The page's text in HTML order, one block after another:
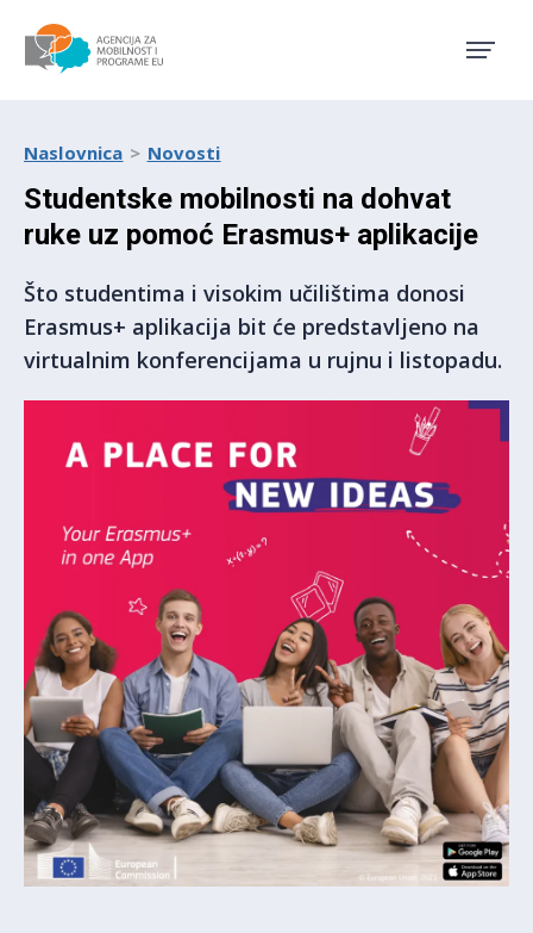
Naslovnica Novosti
Studentske mobilnosti na dohvat
ruke uz pomoć Erasmus+ aplikacije
Što studentima i visokim učilištima donosi
Erasmus+ aplikacija bit će predstavljeno na
virtualnim konferencijama u rujnu i listopadu.